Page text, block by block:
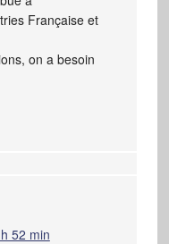
Française et
on a besoin
52 min